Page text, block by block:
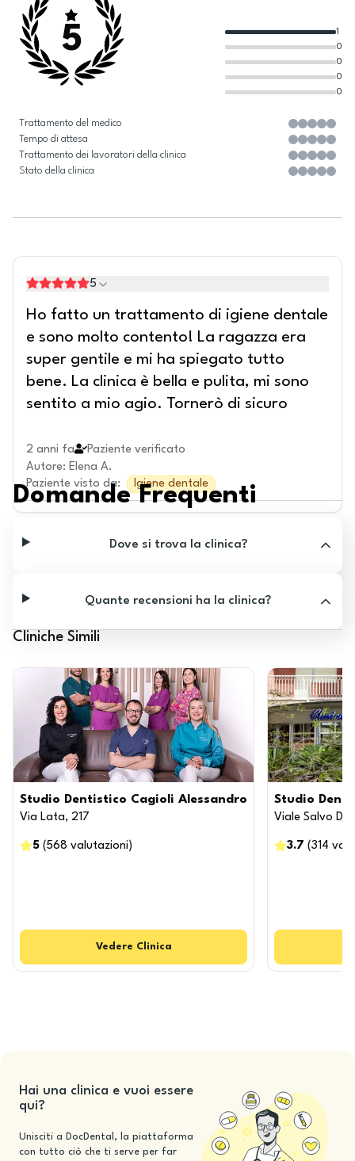
5
0
0
0
0
1
Trattamento del medico
Tempo di attesa
Trattamento dei lavoratori della clinica
Stato della clinica
5
Ho fatto un trattamento di igiene dentale
e sono molto contento! La ragazza era
super gentile e mi ha spiegato tutto
bene. La clinica è bella e pulita, mi sono
sentito a mio agio. Tornerò di sicuro
2 anni fa
Paziente verificato
Autore: Elena A.
Paziente visto da: Igiene dentale
Domande Frequenti
Dove si trova la clinica?
Quante recensioni ha la clinica?
Cliniche Simili
Studio Dentistico Cagioli Alessandro
Via Lata, 217
5 (568 valutazioni )
Vedere Clinica
Studio
Viale Salvo
3.7 (314
Hai una clinica e vuoi essere
qui?
Unisciti a DocDental, la piattaforma
con tutto ciò che ti serve per far